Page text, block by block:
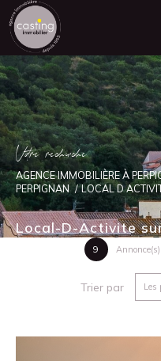
Vore recece
AGENCE IMMOBILIÈRE À
PERPIGNAN
LOCAL D
Local-D-Activite
9
Trier par Les